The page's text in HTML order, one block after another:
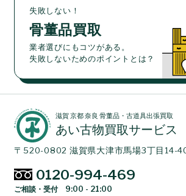
失敗しない！
骨董品買取
業者選びにもコツがある。
失敗しないためのポイントとは？
滋賀 京都 奈良 骨董品・古道具出張買取
あい古物買取サービス
〒520-0802 滋賀県大津市馬場3丁目14-
0120-994-469
ご相談・受付 9:00 - 21:00